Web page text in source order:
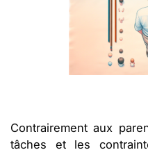
Contrairement aux
tâches et les